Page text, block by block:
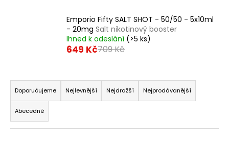
Emporio Fifty SALT SHOT - 50/50 - 5x10ml
- 20mg Salt nikotinový booster
Ihned k odeslání (>5 ks)
649 Kč709 Kč
Ř
a
z
e
n
Doporučujeme Nejlevnější Nejdražší Nejprodávanější
Abecedně
t
?